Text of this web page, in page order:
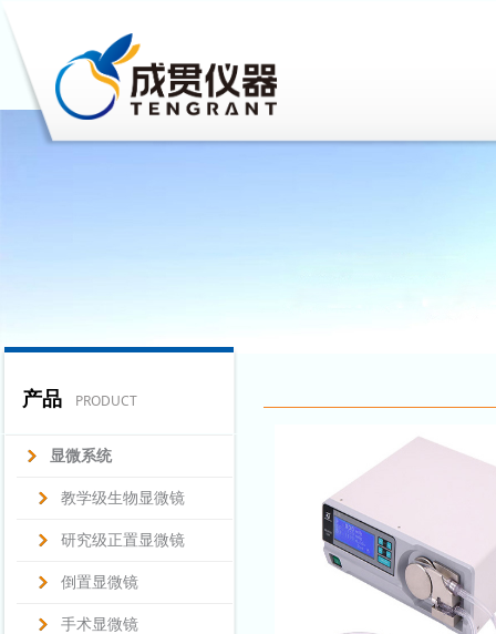
产品 PRODUCT
显微系统
教学级生物显微镜
研究级正置显微镜
倒置显微镜
手术显微镜